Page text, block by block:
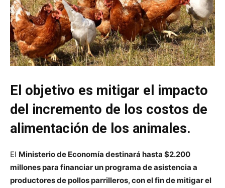
El objetivo es mitigar el impacto
del incremento de los costos de
alimentación de los animales.
El Ministerio de Economía destinará hasta $2.200
millones para financiar un programa de asistencia a
productores de pollos parrilleros, con el fin de mitigar el